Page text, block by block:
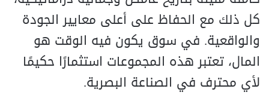
كل ذلك مع الحفاظ على أعلى معايير الجودة
والواقعية. في سوق يكون فيه الوقت هو
المال، تعتبر هذه المجموعات استثمارًا حكيمًا
لأي محترف في الصناعة البصرية.